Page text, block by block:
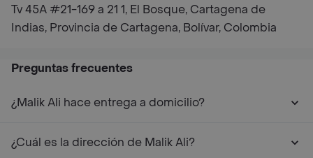
Tv 45A #21-169 a 21 1, El Bosque, Cartagena de
Indias, Provincia de Cartagena, Bolívar, Colombia
Preguntas frecuentes
¿Malik Ali hace entrega a domicilio?
¿Cuál es la dirección de Malik Ali?